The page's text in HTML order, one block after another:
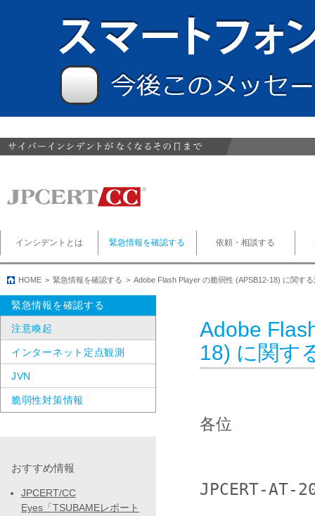
インシデントとは 緊急情報を確認する 依頼・相談する
HOME 緊急情報を確認する Adobe Flash Player の脆弱性 (APSB12-18) に関す
Adobe
18) に関す
各位
JPCERT-AT-
緊急情報を確認する
注意喚起
インターネット定点観測
JVN
脆弱性対策情報
おすすめ情報
JPCERT/CC
Eyes「TSUBAMEレポート